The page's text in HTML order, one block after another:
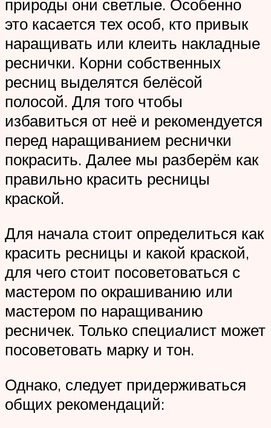
природы они светлые. Особенно
это касается тех особ, кто привык
наращивать или клеить накладные
реснички. Корни собственных
ресниц выделятся белёсой
полосой. Для того чтобы
избавиться от неё и рекомендуется
перед наращиванием реснички
покрасить. Далее мы разберём как
правильно красить ресницы
краской.
Для начала стоит определиться как
красить ресницы и какой краской,
для чего стоит посоветоваться с
мастером по окрашиванию или
мастером по наращиванию
ресничек. Только специалист может
посоветовать марку и тон.
Однако, следует придерживаться
общих рекомендаций: